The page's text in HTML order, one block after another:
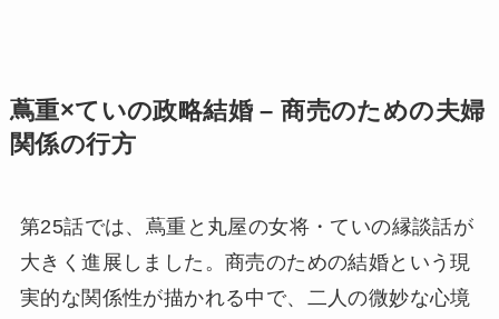
蔦重×ていの政略結婚 – 商売のための夫婦
関係の行方
第25話では、蔦重と丸屋の女将・ていの縁談話が
大きく進展しました。商売のための結婚という現
実的な関係性が描かれる中で、二人の微妙な心境